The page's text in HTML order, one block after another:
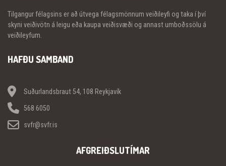
Tilgangur félagsins er að útvega félagsmönnum veiðileyfi og taka í því
skyni veiðivötn á leigu eða kaupa veiðisvæði og annast umboðssölu á
veiðileyfum.
HAFÐU SAMBAND
Suðurlandsbraut 54, 108 Reykjavík
568 6050
svfr@svfr.is
AFGREIÐSLUTÍMAR